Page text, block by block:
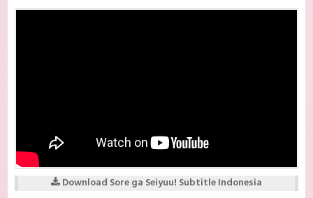
Download Sore ga Seiyuu! Subtitle Indonesia